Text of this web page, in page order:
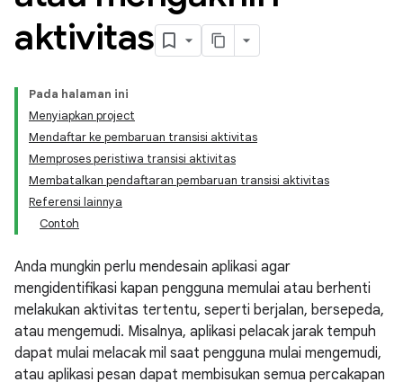
aktivitas
Pada halaman ini
Menyiapkan project
Mendaftar ke pembaruan transisi aktivitas
Memproses peristiwa transisi aktivitas
Membatalkan pendaftaran pembaruan transisi aktivitas
Referensi lainnya
Contoh
Anda mungkin perlu mendesain aplikasi agar
mengidentifikasi kapan pengguna memulai atau berhenti
melakukan aktivitas tertentu, seperti berjalan, bersepeda,
atau mengemudi. Misalnya, aplikasi pelacak jarak tempuh
dapat mulai melacak mil saat pengguna mulai mengemudi,
atau aplikasi pesan dapat membisukan semua percakapan